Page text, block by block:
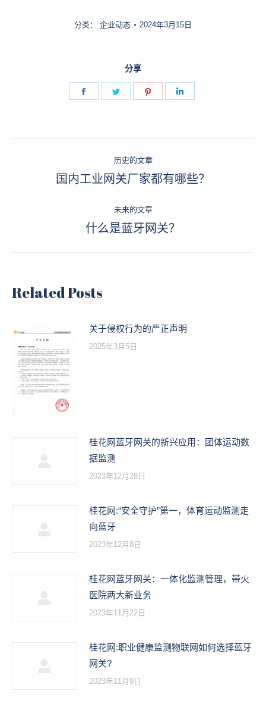
分类： 企业动态 2024年3月15日
分享
Share
Share
Share
历史的文章
历
的
文
国内工业网关厂家都有哪些？
未来的文章
未
什么是蓝牙网关？
Related Posts
关于侵权行为的严正声明
2025年3月5日
桂花网蓝牙网关的新兴应用：团体运动数
据监测
2023年12月28日
桂花网:“安全守护”第一，体育运动监测走
向蓝牙
2023年12月8日
桂花网蓝牙网关：一体化监测管理，带火
医院两大新业务
2023年11月22日
桂花网:职业健康监测物联网如何选择蓝牙
网关?
2023年11月9日